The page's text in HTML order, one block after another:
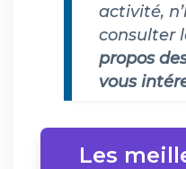
activité,
consulter
propos
vous
Les